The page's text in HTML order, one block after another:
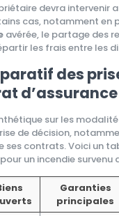
devra intervenir
cas, notamment en
avérée, le partage des
les frais entre les
des
d’assurance
sur les
de décision,
ses contrats. Voici un
un incendie survenu
Garanties
principales